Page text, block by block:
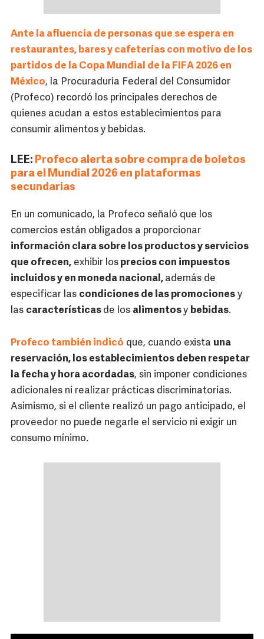
Ante la afluencia de personas que se espera en
restaurantes, bares y cafeterías con motivo de los
partidos de la Copa Mundial de la FIFA 2026 en
México, la Procuraduría Federal del Consumidor
(Profeco) recordó los principales derechos de
quienes acudan a estos establecimientos para
consumir alimentos y bebidas.
LEE: Profeco alerta sobre compra de boletos
para el Mundial 2026 en plataformas
secundarias
En un comunicado, la Profeco señaló que los
comercios están obligados a proporcionar
información clara sobre los productos y servicios
que ofrecen, exhibir los precios con impuestos
incluidos y en moneda nacional, además de
especificar las condiciones de las promociones y
las características de los alimentosy bebidas.
Profeco también indicó que, cuando exista una
reservación, los establecimientos deben respetar
la fecha y hora acordadas, sin imponer condiciones
adicionales ni realizar prácticas discriminatorias.
Asimismo, si el cliente realizó un pago anticipado, el
proveedor no puede negarle el servicio ni exigir un
consumo mínimo.